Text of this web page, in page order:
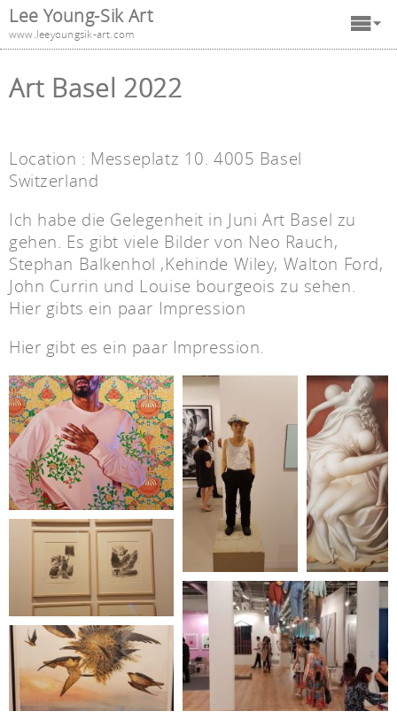
Lee Young-Sik Art
www.leeyoungsik-art.com
Art Basel 2022
Location : Messeplatz 10. 4005 Basel
Switzerland
Ich habe die Gelegenheit in Juni Art Basel zu
gehen. Es gibt viele Bilder von Neo Rauch,
Stephan Balkenhol ,Kehinde Wiley, Walton Ford,
John Currin und Louise bourgeois zu sehen.
Hier gibts ein paar Impression
Hier gibt es ein paar Impression.